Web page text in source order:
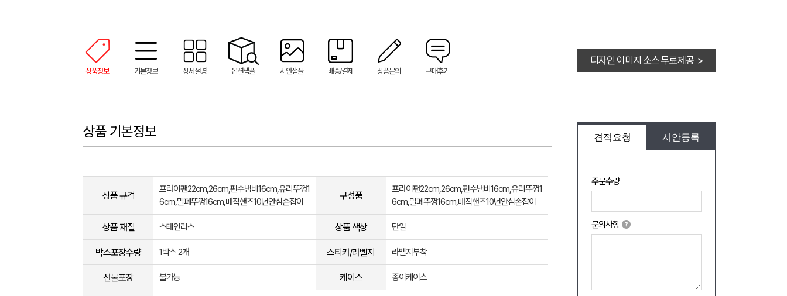
상품정보 기본정보 상세설명 옵션샘플 시안샘플 배송/결제 상품문의 구매후기
디자인 이미지 소스 무료제공 >
견적요청 시안등록
주문수량
문의사항
상품 기본정보
상품 규격
프라이팬22cm,26cm,편수냄비16cm,유리뚜껑1
6cm,밀폐뚜껑16cm,매직핸즈10년안심손잡이
구성품
프라이팬22cm,26cm,편수냄비16cm,유리뚜껑1
6cm,밀폐뚜껑16cm,매직핸즈10년안심손잡이
상품 재질 스테인리스 상품 색상 단일
박스포장수량 1박스 2개 스티커/라벨지 라벨지부착
선물포장 불가능 케이스 종이케이스